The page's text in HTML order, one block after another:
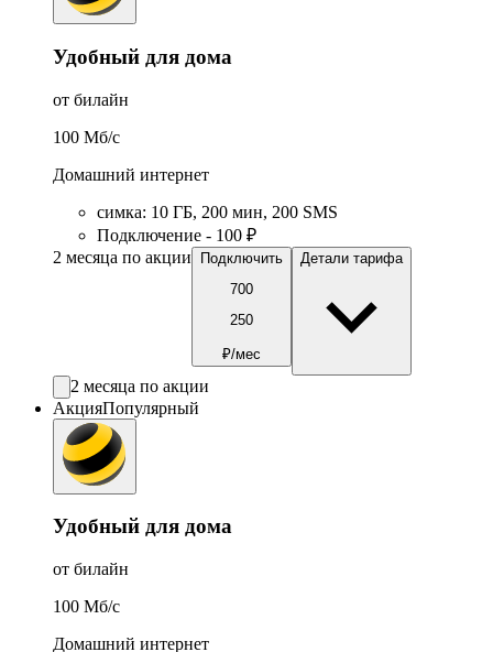
Удобный для дома
от билайн
100 Мб/c
Домашний интернет
симка: 10 ГБ, 200 мин, 200 SMS
Подключение - 100 ₽
2 месяца по акции
Подключить
700
250
₽/мес
Детали тарифа
2 месяца по акции
АкцияПопулярный
Удобный для дома
от билайн
100 Мб/c
Домашний интернет